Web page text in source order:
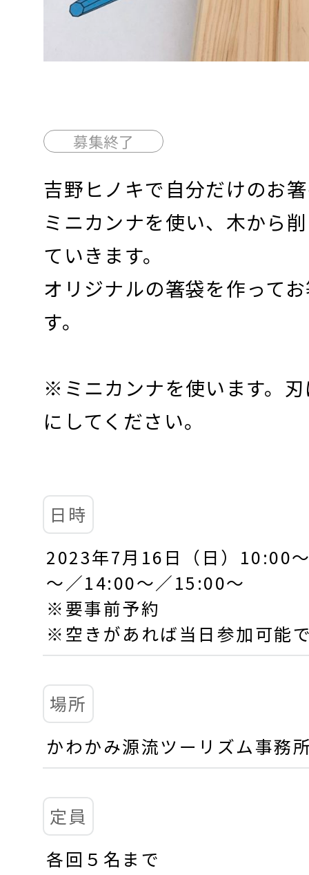
募集終了
吉野ヒノキで自分だけのお
ミニカンナを使い、木から
ていきます。
オリジナルの箸袋を作って
す。
※ミニカンナを使います。
にしてください。
日時
2023年7月16日（日）10:00
～／14:00～／15:00～
※要事前予約
※空きがあれば当日参加可能
場所
かわかみ源流ツーリズム事務
定員
各回５名まで